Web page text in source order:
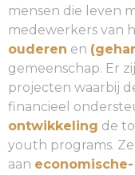
mensen die leven
medewerkers van
ouderen en
gemeenschap. Er
projecten waarbij
financieel
ontwikkeling de
youth programs.
aan